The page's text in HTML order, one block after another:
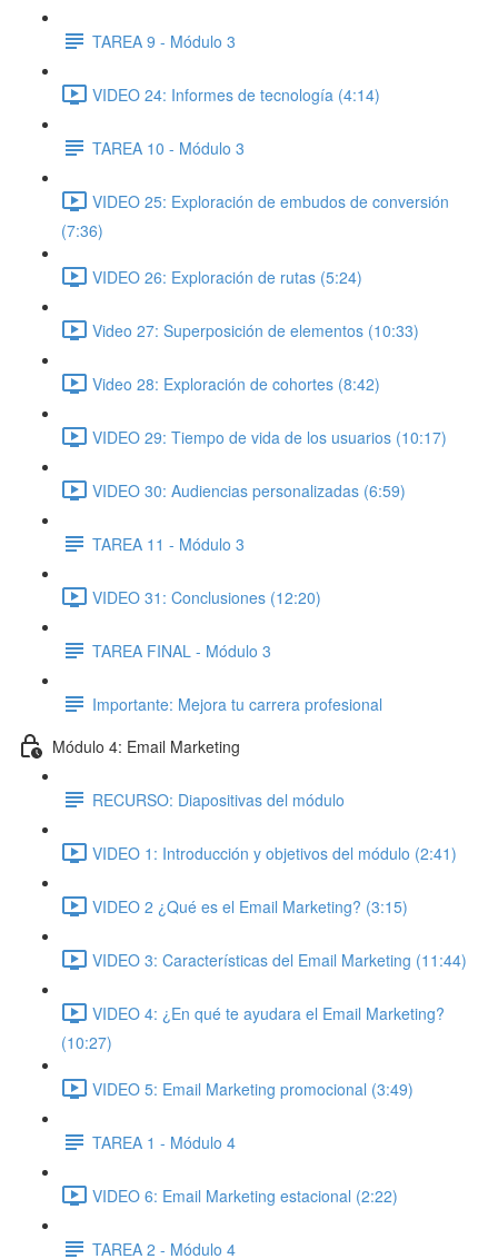
TAREA 9 - Módulo 3
VIDEO 24: Informes de tecnología (4:14)
TAREA 10 - Módulo 3
VIDEO 25: Exploración de embudos de conversión
(7:36)
VIDEO 26: Exploración de rutas (5:24)
Video 27: Superposición de elementos (10:33)
Video 28: Exploración de cohortes (8:42)
VIDEO 29: Tiempo de vida de los usuarios (10:17)
VIDEO 30: Audiencias personalizadas (6:59)
TAREA 11 - Módulo 3
VIDEO 31: Conclusiones (12:20)
TAREA FINAL - Módulo 3
Importante: Mejora tu carrera profesional
Módulo 4: Email Marketing
RECURSO: Diapositivas del módulo
VIDEO 1: Introducción y objetivos del módulo (2:41)
VIDEO 2 ¿Qué es el Email Marketing? (3:15)
VIDEO 3: Características del Email Marketing (11:44)
VIDEO 4: ¿En qué te ayudara el Email Marketing?
(10:27)
VIDEO 5: Email Marketing promocional (3:49)
TAREA 1 - Módulo 4
VIDEO 6: Email Marketing estacional (2:22)
TAREA 2 - Módulo 4